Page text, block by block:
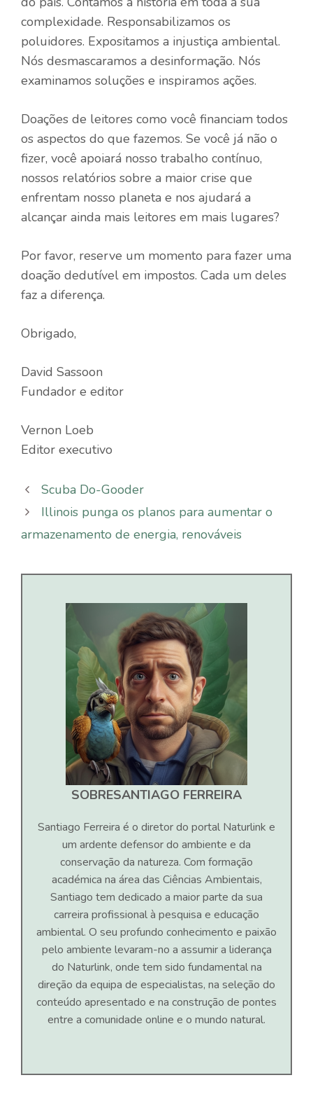
complexidade. Responsabilizamos os
poluidores. Expositamos a injustiça ambiental.
Nós desmascaramos a desinformação. Nós
examinamos soluções e inspiramos ações.
Doações de leitores como você financiam todos
os aspectos do que fazemos. Se você já não o
fizer, você apoiará nosso trabalho contínuo,
nossos relatórios sobre a maior crise que
enfrentam nosso planeta e nos ajudará a
alcançar ainda mais leitores em mais lugares?
Por favor, reserve um momento para fazer uma
doação dedutível em impostos. Cada um deles
faz a diferença.
Obrigado,
David Sassoon
Fundador e editor
Vernon Loeb
Editor executivo
Scuba Do-Gooder
Illinois punga os planos para aumentar o
armazenamento de energia, renováveis
SOBRESANTIAGO FERREIRA
Santiago Ferreira é o diretor do portal Naturlink e
um ardente defensor do ambiente e da
conservação da natureza. Com formação
académica na área das Ciências Ambientais,
Santiago tem dedicado a maior parte da sua
carreira profissional à pesquisa e educação
ambiental. O seu profundo conhecimento e paixão
pelo ambiente levaram-no a assumir a liderança
do Naturlink, onde tem sido fundamental na
direção da equipa de especialistas, na seleção do
conteúdo apresentado e na construção de pontes
entre a comunidade online e o mundo natural.